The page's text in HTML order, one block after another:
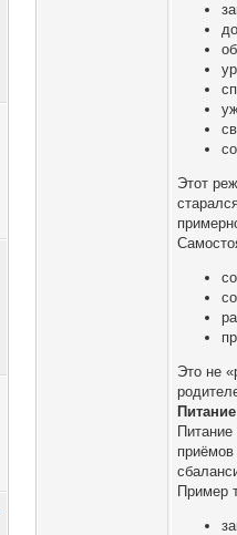
Этот
Это не
Пример